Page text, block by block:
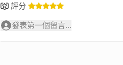
評分
發表第一個留言...